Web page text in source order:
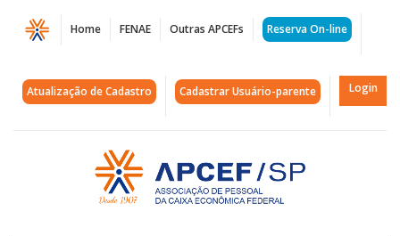
Página
Arquivos
contribuições
APCEF/SP
Home FENAE Outras APCEFs Reserva On-line
Atualização de Cadastro Cadastrar Usuário-parente Login
Acessar
página
inicial